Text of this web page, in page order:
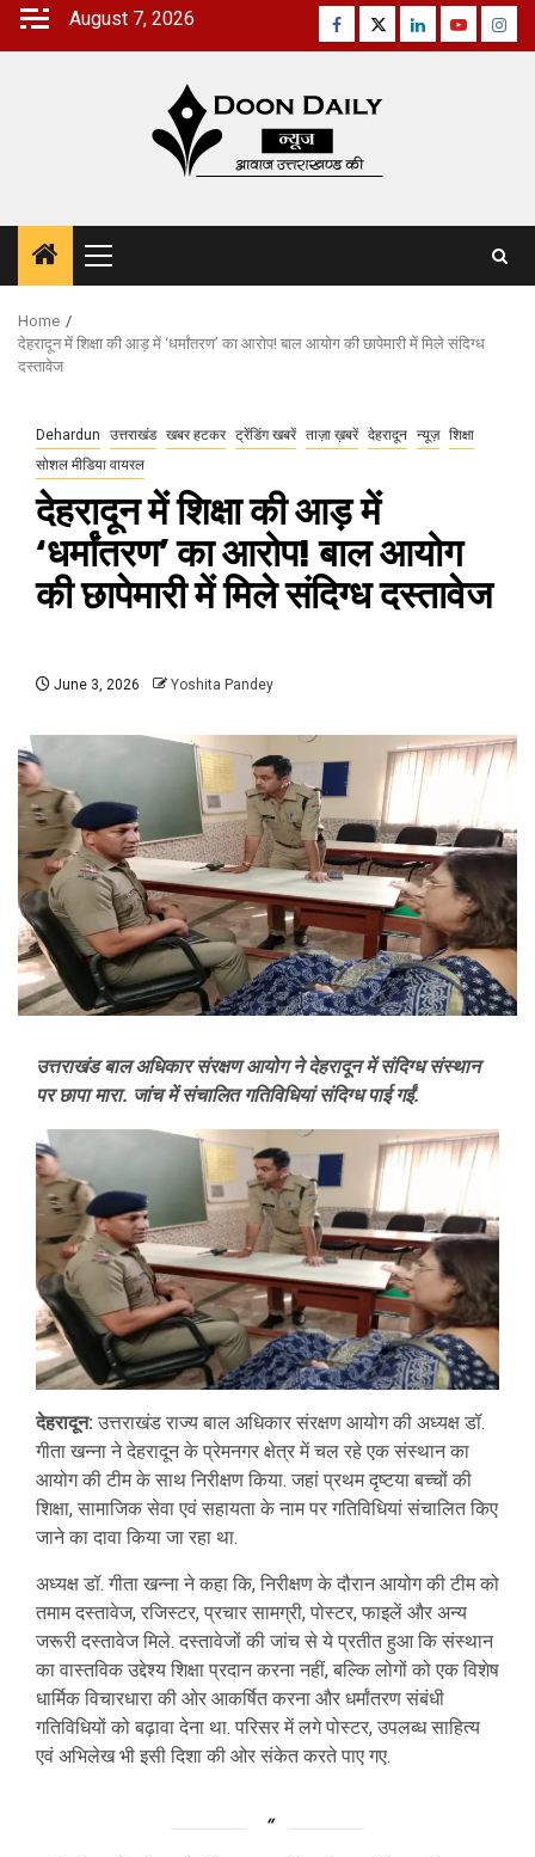
Skip
August 7, 2026 Facebook
TwitterLinkedinYoutube
Primary
Menu
Home
देहरादून में शिक्षा की आड़ में ‘धर्मांतरण’ का आरोप! बाल आयोग की छापेमारी में मिले संदिग्ध
दस्तावेज
Dehardun उत्तराखंड खबर हटकर ट्रेंडिंग खबरें ताज़ा ख़बरें देहरादून न्यूज़ शिक्षा
सोशल मीडिया वायरल
देहरादून में शिक्षा की आड़ में
‘धर्मांतरण’ का आरोप! बाल आयोग
की छापेमारी में मिले संदिग्ध दस्तावेज
June 3, 2026 Yoshita Pandey
उत्तराखंड बाल अधिकार संरक्षण आयोग ने देहरादून में संदिग्ध संस्थान
पर छापा मारा. जांच में संचालित गतिविधियां संदिग्ध पाई गईं.
देहरादून: उत्तराखंड राज्य बाल अधिकार संरक्षण आयोग की अध्यक्ष डॉ.
गीता खन्ना ने देहरादून के प्रेमनगर क्षेत्र में चल रहे एक संस्थान का
आयोग की टीम के साथ निरीक्षण किया. जहां प्रथम दृष्टया बच्चों की
शिक्षा, सामाजिक सेवा एवं सहायता के नाम पर गतिविधियां संचालित किए
जाने का दावा किया जा रहा था.
अध्यक्ष डॉ. गीता खन्ना ने कहा कि, निरीक्षण के दौरान आयोग की टीम को
तमाम दस्तावेज, रजिस्टर, प्रचार सामग्री, पोस्टर, फाइलें और अन्य
जरूरी दस्तावेज मिले. दस्तावेजों की जांच से ये प्रतीत हुआ कि संस्थान
का वास्तविक उद्देश्य शिक्षा प्रदान करना नहीं, बल्कि लोगों को एक विशेष
धार्मिक विचारधारा की ओर आकर्षित करना और धर्मांतरण संबंधी
गतिविधियों को बढ़ावा देना था. परिसर में लगे पोस्टर, उपलब्ध साहित्य
एवं अभिलेख भी इसी दिशा की ओर संकेत करते पाए गए.